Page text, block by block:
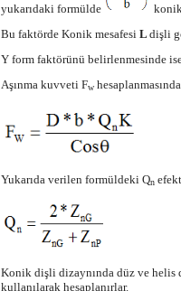
yukarıdaki formülde
Bu faktörde Konik mesafesi L dişli
Y form faktörünü belirlenmesinde
Aşınma kuvveti Fw
Yukarıda verilen formüldeki Qn
Konik dişli dizaynında düz ve helis
kullanılarak hesaplanırlar.